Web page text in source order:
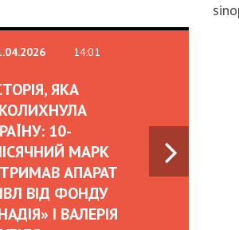
14:01
ЯКА
10-
МАРК
АПАРАТ
ВІД ФОНДУ
І ВАЛЕРІЯ